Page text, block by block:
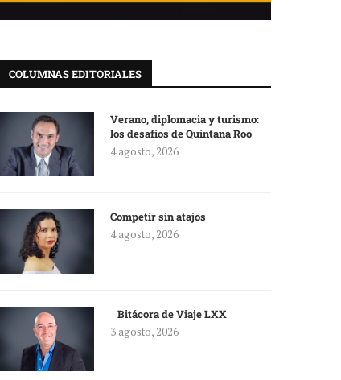
COLUMNAS EDITORIALES
Verano, diplomacia y turismo:
los desafíos de Quintana Roo
4 agosto, 2026
Competir sin atajos
4 agosto, 2026
Bitácora de Viaje LXX
3 agosto, 2026